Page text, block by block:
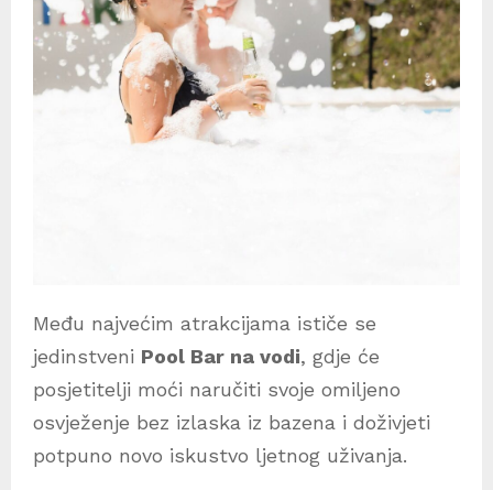
Među najvećim atrakcijama ističe se
jedinstveni Pool Bar na vodi, gdje će
posjetitelji moći naručiti svoje omiljeno
osvježenje bez izlaska iz bazena i doživjeti
potpuno novo iskustvo ljetnog uživanja.